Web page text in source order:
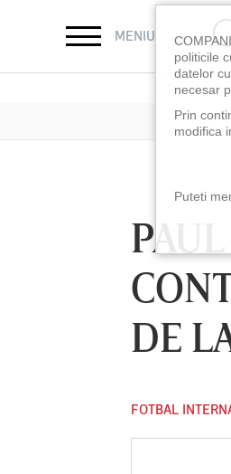
MENIU
DE
FOTBAL
politicile
datelor
necesar
Prin
modifica
Puteti